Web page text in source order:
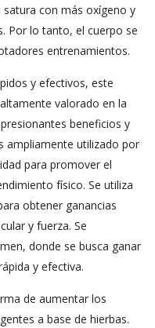
satura con más oxígeno y
Por lo tanto, el cuerpo se
entrenamientos.
y efectivos, este
valorado en la
beneficios y
ampliamente utilizado por
para promover el
físico. Se utiliza
obtener ganancias
y fuerza. Se
donde se busca ganar
y efectiva.
de aumentar los
a base de hierbas.